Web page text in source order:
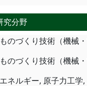
究分野
ものづくり技術（機械
ものづくり技術（機械
エネルギー, 原子力工学